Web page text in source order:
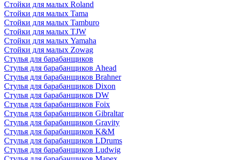
Стойки для малых Roland
Стойки для малых Tama
Стойки для малых Tamburo
Стойки для малых TJW
Стойки для малых Yamaha
Стойки для малых Zowag
Стулья для барабанщиков
Стулья для барабанщиков Ahead
Стулья для барабанщиков Brahner
Стулья для барабанщиков Dixon
Стулья для барабанщиков DW
Стулья для барабанщиков Foix
Стулья для барабанщиков Gibraltar
Стулья для барабанщиков Gravity
Стулья для барабанщиков K&M
Стулья для барабанщиков LDrums
Стулья для барабанщиков Ludwig